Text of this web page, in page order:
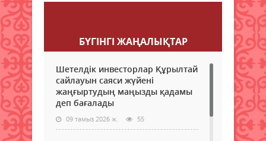
БҮГІНГI ЖАҢАЛЫҚТАР
Шетелдік инвесторлар Құрылтай
сайлауын саяси жүйені
жаңғыртудың маңызды қадамы
деп бағалады
09 тамыз 2026 ж. 55